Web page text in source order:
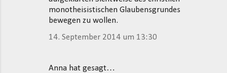
monotheisistischen Glaubensgrundes
bewegen zu wollen.
14. September 2014 um 13:30
Anna hat gesagt…